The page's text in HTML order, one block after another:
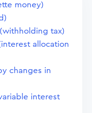
money)
tax)
allocation
changes in
interest